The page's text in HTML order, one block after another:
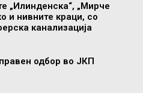
„Илинденска“, „Мирче
и нивните краци, со
канализација
одбор во ЈКП